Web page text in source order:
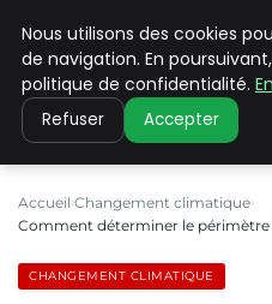
CLIMATE C
Accueil Changement climatique
Comment déterminer le périmètre
CHANGEMENT CLIMATIQUE
Nous utilisons des cookies
de navigation. En
politique de confidentialité.
Refuser Accepter